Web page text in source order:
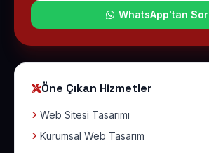
WhatsApp'tan Sor
Öne Çıkan Hizmetler
Web Sitesi Tasarımı
Kurumsal Web Tasarım